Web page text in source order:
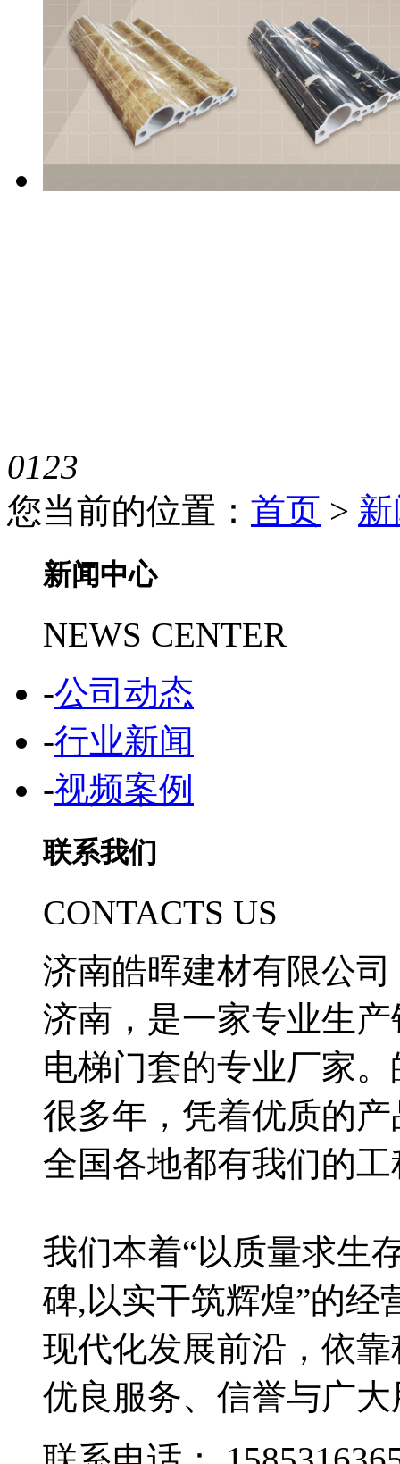
0123
您当前的位置： 首页 >
新闻中心
NEWS CENTER
-公司动态
-行业新闻
-视频案例
联系我们
CONTACTS US
济南皓晖建材有限公
济南，是一家专业生
电梯门套的专业厂家
很多年，凭着优质的
全国各地都有我们的
我们本着“以质量求生
碑,以实干筑辉煌”的经
现代化发展前沿，依
优良服务、信誉与广